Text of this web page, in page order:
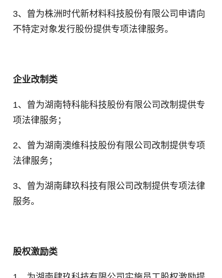
3、曾为株洲时代新材料科技股份有限公司申请向
不特定对象发行股份提供专项法律服务。
企业改制类
1、曾为湖南特科能科技股份有限公司改制提供专
项法律服务；
2、 曾为湖南澳维科技股份有限公司改制提供专项
法律服务；
3、曾为湖南肆玖科技有限公司改制提供专项法律
服务。
股权激励类